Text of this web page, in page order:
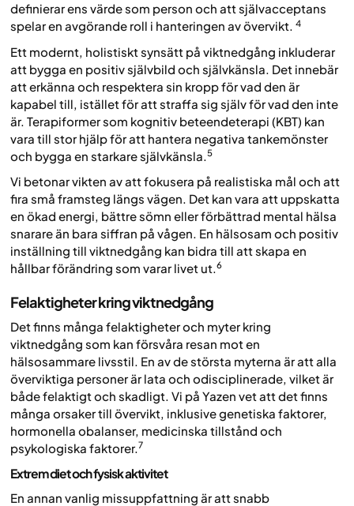
definierar ens värde som person och att självacceptans
spelar en avgörande roll i hanteringen av övervikt. 4
Ett modernt, holistiskt synsätt på viktnedgång inkluderar
att bygga en positiv självbild och självkänsla. Det innebär
att erkänna och respektera sin kropp för vad den är
kapabel till, istället för att straffa sig själv för vad den inte
är. Terapiformer som kognitiv beteendeterapi (KBT) kan
vara till stor hjälp för att hantera negativa tankemönster
och bygga en starkare självkänsla. 5
Vi betonar vikten av att fokusera på realistiska mål och att
fira små framsteg längs vägen. Det kan vara att uppskatta
en ökad energi, bättre sömn eller förbättrad mental hälsa
snarare än bara siffran på vågen. En hälsosam och positiv
inställning till viktnedgång kan bidra till att skapa en
hållbar förändring som varar livet ut.6
Felaktigheter kring viktnedgång
Det finns många felaktigheter och myter kring
viktnedgång som kan försvåra resan mot en
hälsosammare livsstil. En av de största myterna är att alla
överviktiga personer är lata och odisciplinerade, vilket är
både felaktigt och skadligt. Vi på Yazen vet att det finns
många orsaker till övervikt, inklusive genetiska faktorer,
hormonella obalanser, medicinska tillstånd och
psykologiska faktorer.7
Extrem diet och fysisk aktivitet
En annan vanlig missuppfattning är att snabb